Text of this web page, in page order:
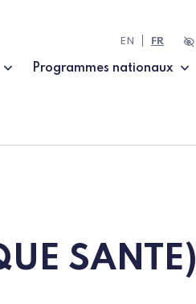
Programmes nationaux
EN FR
SANTE)